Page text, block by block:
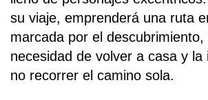
su viaje, emprenderá una ruta
marcada por el
necesidad de volver a casa y la
no recorrer el camino sola.